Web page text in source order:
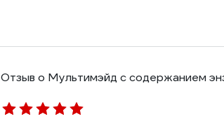
Отзыв о Мультимэйд с содержанием